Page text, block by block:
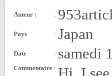
Auteur : :
Pays : Japan
Date : samedi
Commentaire :